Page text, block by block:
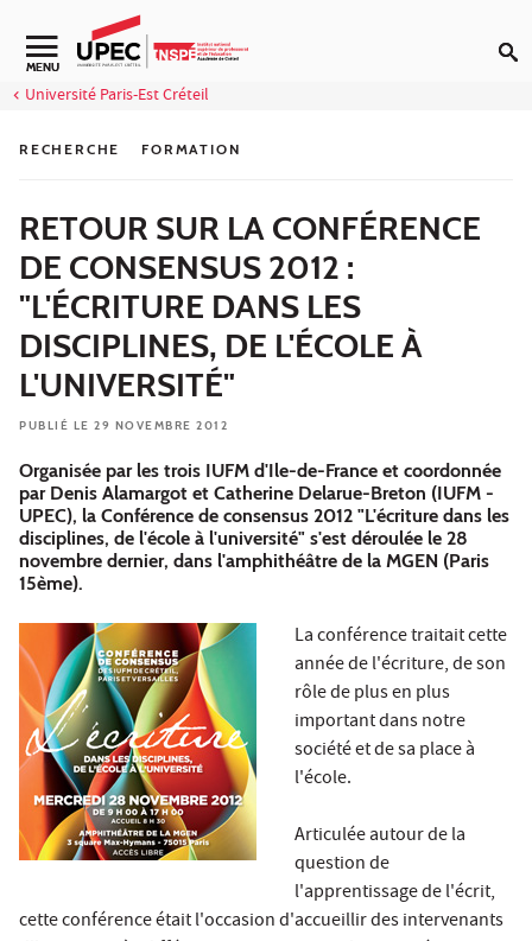
Aller au contenu
Navigation secondaire
MENU
Université Paris-Est Créteil
RECHERCHE FORMATION
RETOUR SUR LA CONFÉRENCE
DE CONSENSUS 2012 :
"L'ÉCRITURE DANS LES
DISCIPLINES, DE L'ÉCOLE À
L'UNIVERSITÉ"
PUBLIÉ LE 29 NOVEMBRE 2012
Organisée par les trois IUFM d'Ile-de-France et coordonnée
par Denis Alamargot et Catherine Delarue-Breton (IUFM -
UPEC), la Conférence de consensus 2012 "L'écriture dans les
disciplines, de l'école à l'université" s'est déroulée le 28
novembre dernier, dans l'amphithéâtre de la MGEN (Paris
15ème).
La conférence traitait cette
année de l'écriture, de son
rôle de plus en plus
important dans notre
société et de sa place à
l'école.
Articulée autour de la
question de
l'apprentissage de l'écrit,
cette conférence était l'occasion d'accueillir des intervenants